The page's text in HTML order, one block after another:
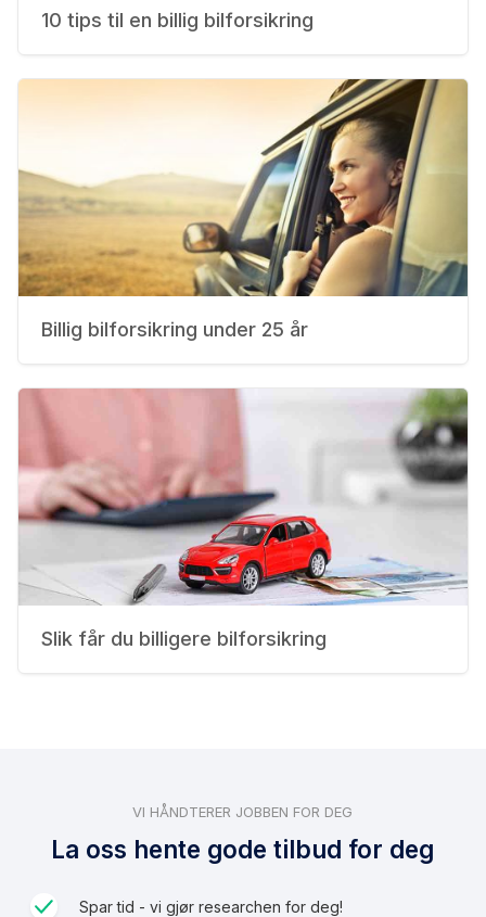
10 tips til en billig bilforsikring
Billig bilforsikring under 25 år
Slik får du billigere bilforsikring
VI HÅNDTERER JOBBEN FOR DEG
La oss hente gode tilbud for deg
Spar tid - vi gjør researchen for deg!